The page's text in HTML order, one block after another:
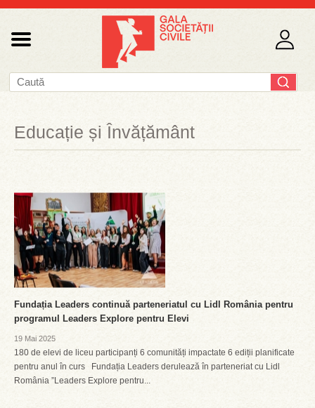
Educație și Învățământ
Fundația Leaders continuă parteneriatul cu Lidl România pentru
programul Leaders Explore pentru Elevi
19 Mai 2025
180 de elevi de liceu participanți 6 comunități impactate 6 ediții planificate
pentru anul în curs Fundația Leaders derulează în parteneriat cu Lidl
România ”Leaders Explore pentru...